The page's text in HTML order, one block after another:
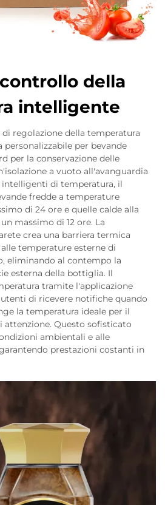
della
intelligente
regolazione della temperatura
per bevande
per la conservazione delle
a vuoto all'avanguardia
di temperatura, il
fredde a temperature
di 24 ore e quelle calde alla
massimo di 12 ore. La
crea una barriera termica
temperature esterne di
eliminando al contempo la
esterna della bottiglia. Il
tramite l'applicazione
di ricevere notifiche quando
la temperatura ideale per il
attenzione. Questo sofisticato
ambientali e alle
prestazioni costanti in